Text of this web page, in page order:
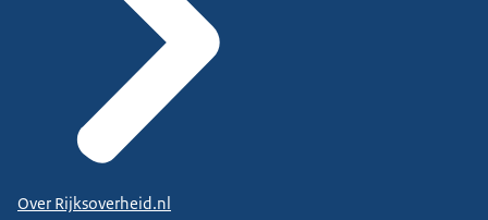
Over Rijksoverheid.nl